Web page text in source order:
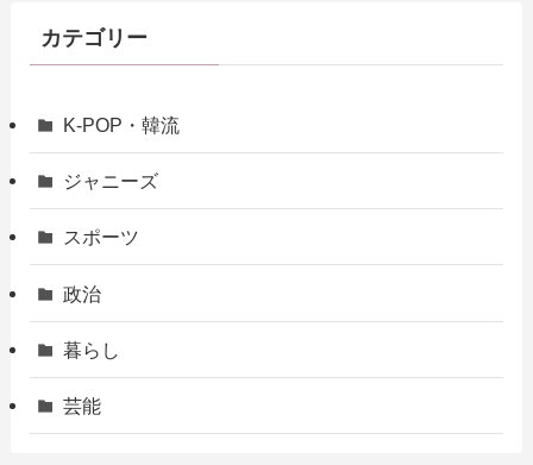
カテゴリー
K-POP・韓流
ジャニーズ
スポーツ
政治
暮らし
芸能